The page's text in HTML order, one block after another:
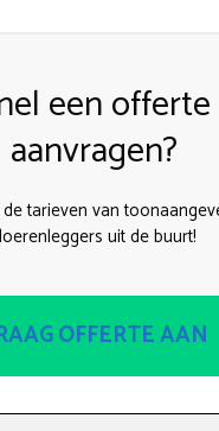
een offerte
aanvragen?
tarieven van
uit de buurt!
OFFERTE AAN